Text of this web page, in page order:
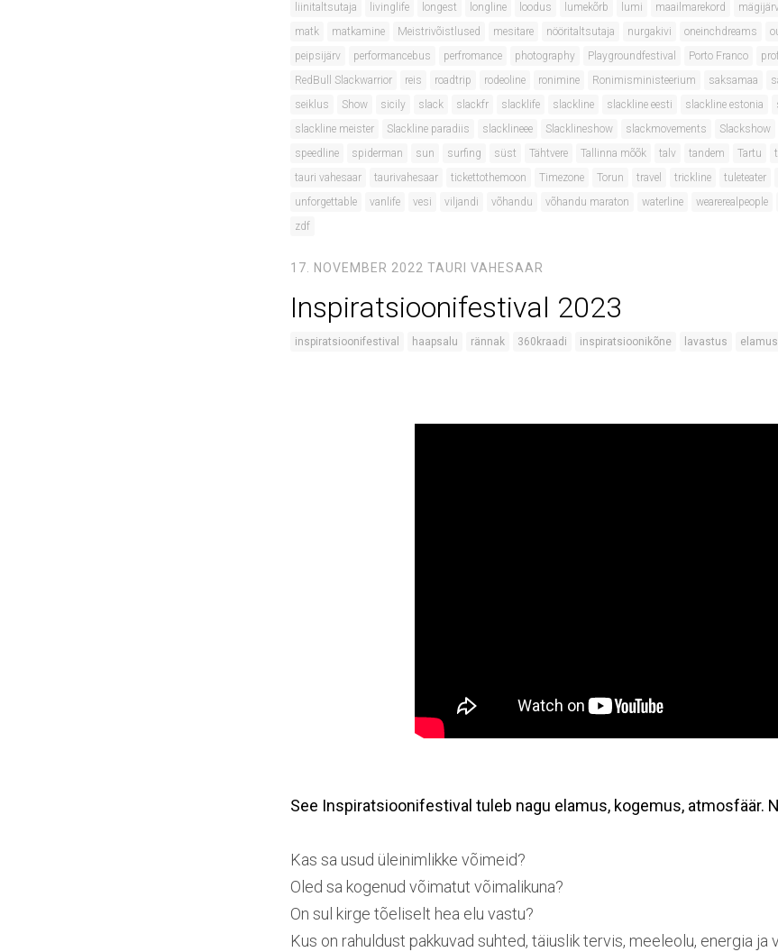
liinitaltsutaja
livinglife longest longline loodus lumekõrb lumi maailmarekord
matk
matkamine Meistrivõistlused mesitare nööritaltsutaja nurgakivi oneinchdreams
peipsijärv
performancebus perfromance photography Playgroundfestival Porto Franco
RedBull Slackwarrior
reis roadtrip rodeoline ronimine Ronimisministeerium saksamaa
seiklus
Show sicily slack slackfr slacklife slackline slackline eesti slackline estonia
slackline meister
Slackline paradiis slacklineee Slacklineshow slackmovements Slackshow
speedline
spiderman sun surfing süst Tähtvere Tallinna mõõk talv tandem Tartu
tauri vahesaar
taurivahesaar tickettothemoon Timezone Torun travel trickline tuleteater
unforgettable
vanlife vesi viljandi võhandu võhandu maraton waterline wearerealpeople
zdf
17. NOVEMBER 2022 TAURI VAHESAAR
Inspiratsioonifestival 2023
inspiratsioonifestival haapsalu rännak 360kraadi inspiratsioonikõne lavastus elamus
See Inspiratsioonifestival tuleb nagu elamus, kogemus, atmosfäär.
Kas sa usud üleinimlikke võimeid?
Oled sa kogenud võimatut võimalikuna?
On sul kirge tõeliselt hea elu vastu?
Kus on rahuldust pakkuvad suhted, täiuslik tervis, meeleolu, energia ja